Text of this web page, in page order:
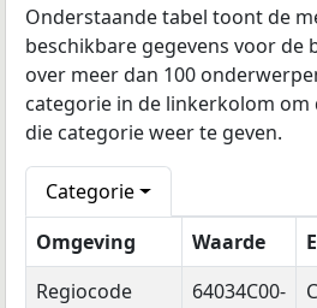
Onderstaande tabel toont de
beschikbare gegevens voor de
over meer dan 100
categorie in de linkerkolom
die categorie weer te geven.
Categorie
Omgeving
Waarde
Regiocode
64034C00-